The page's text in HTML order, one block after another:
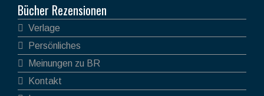
Bücher Rezensionen
Verlage
Persönliches
Meinungen zu BR
Kontakt